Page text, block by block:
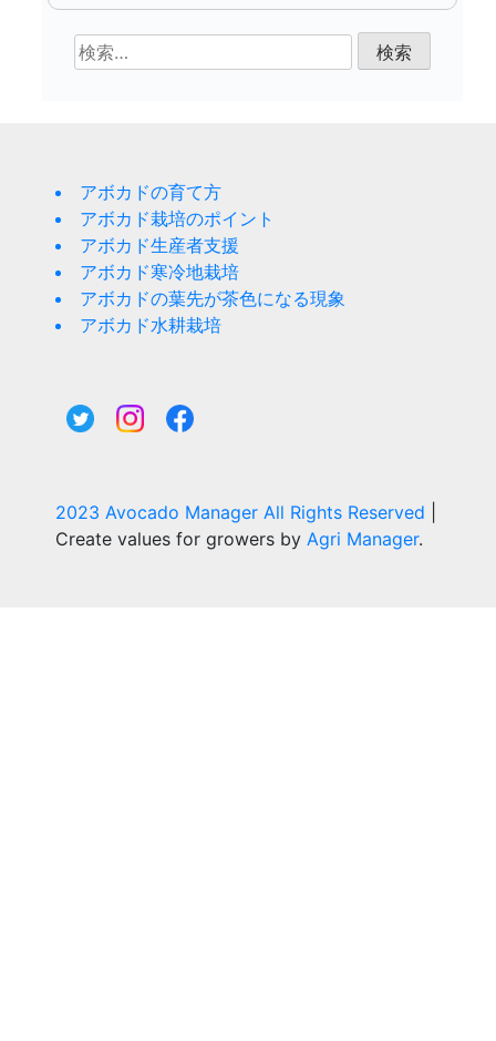
検
索:
アボカドの育て方
アボカド栽培のポイント
アボカド生産者支援
アボカド寒冷地栽培
アボカドの葉先が茶色になる現象
アボカド水耕栽培
2023 Avocado Manager All Rights Reserved
Create values for growers by Agri Manager.